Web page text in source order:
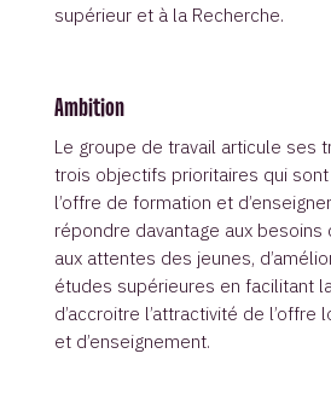
supérieur et à la Recherche.
Ambition
Le groupe de travail articule ses
trois objectifs prioritaires qui
l’offre de formation et
répondre davantage aux
aux attentes des jeunes,
études supérieures en facilitant
d’accroitre l’attractivité de
et d’enseignement.